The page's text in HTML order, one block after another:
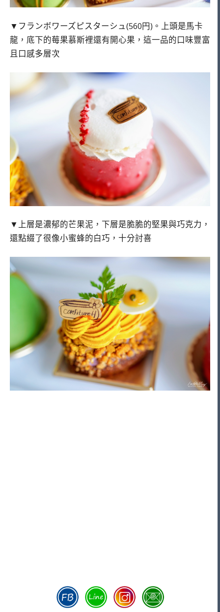
▼フランボワーズピスターシュ(560円)。上頭是馬卡
龍，底下的莓果慕斯裡還有開心果，這一品的口味豐富
且口感多層次
▼上層是濃郁的芒果泥，下層是脆脆的堅果與巧克力，
還點綴了很像小蜜蜂的白巧，十分討喜